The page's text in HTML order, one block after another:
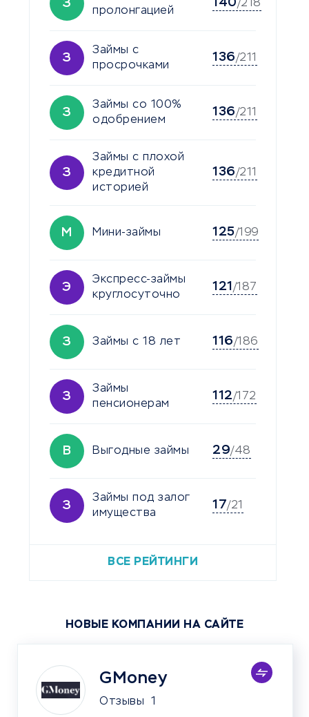
З
пролонгацией
140/218
З
Займы с
просрочками
136/211
З
Займы со 100%
одобрением
136/211
З
Займы с плохой
кредитной
историей
136/211
М Мини-займы 125/199
Э
Экспресс-займы
круглосуточно
121 /187
З Займы с 18 лет 116/186
З
Займы
пенсионерам
112/172
В Выгодные займы 29/48
З
Займы под залог
имущества
17/21
ВСЕ РЕЙТИНГИ
НОВЫЕ КОМПАНИИ НА САЙТЕ
GMoney
Отзывы 1